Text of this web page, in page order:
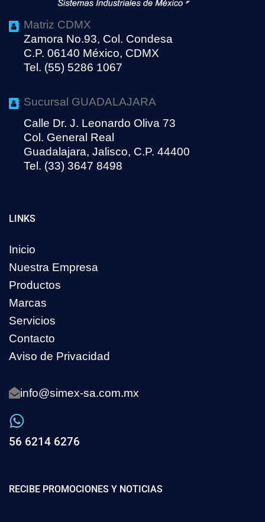
Matriz CDMX
Zamora No.93, Col. Condesa
C.P. 06140 México, CDMX
Tel. (55) 5286 1067
Sucursal GUADALAJARA
Calle Dr. J. Leonardo Oliva 73
Col. General Real
Guadalajara, Jalisco, C.P. 44400
Tel. (33) 3647 8498
LINKS
Inicio
Nuestra Empresa
Productos
Marcas
Servicios
Contacto
Aviso de Privacidad
info@simex-sa.com.mx
56 6214 6276
RECIBE PROMOCIONES Y NOTICIAS